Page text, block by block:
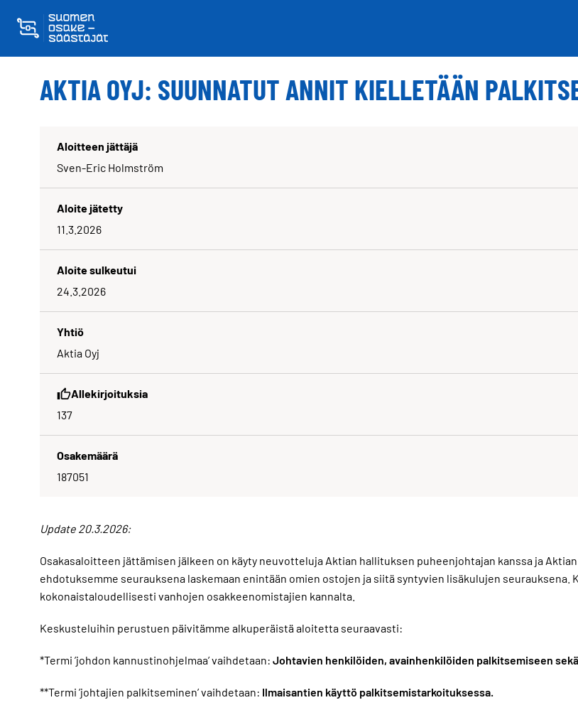
Skippaa sisältö
AKTIA OYJ: SUUNNATUT ANNIT KIELLETÄÄN
Aloitteen jättäjä
Sven-Eric Holmström
Aloite jätetty
11.3.2026
Aloite sulkeutui
24.3.2026
Yhtiö
Aktia Oyj
Allekirjoituksia
137
Osakemäärä
187051
Update 20.3.2026:
Osakasaloitteen jättämisen jälkeen on käyty neuvotteluja Aktian hallituksen puheenjohtajan kanssa ja
ehdotuksemme seurauksena laskemaan enintään omien ostojen ja siitä syntyvien lisäkulujen
kokonaistaloudellisesti vanhojen osakkeenomistajien kannalta.
Keskusteluihin perustuen päivitämme alkuperäistä aloitetta seuraavasti:
*Termi ’johdon kannustinohjelmaa’ vaihdetaan: Johtavien henkilöiden, avainhenkilöiden palkitsemiseen
**Termi ’johtajien palkitseminen’ vaihdetaan: Ilmaisantien käyttö palkitsemistarkoituksessa.